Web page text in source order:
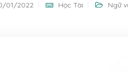
01/2022 Học Tài Ngữ